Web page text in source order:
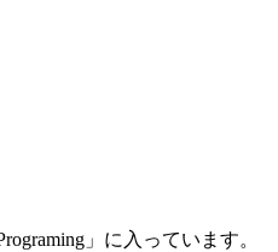
」に入っています。